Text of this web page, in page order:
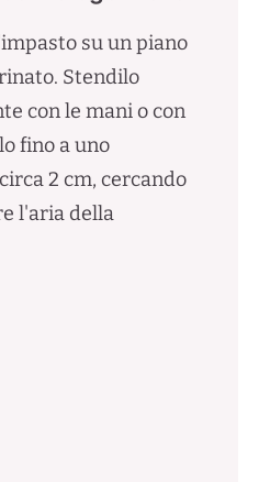
su un piano
Stendilo
con le mani o con
fino a uno
2 cm, cercando
l'aria della